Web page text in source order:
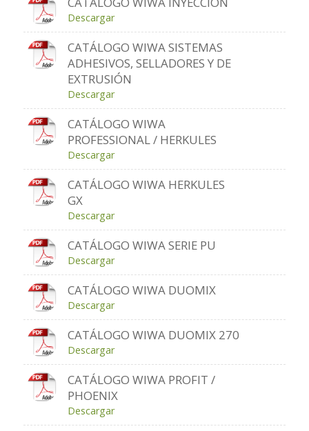
Descargar
CATÁLOGO WIWA SISTEMAS
ADHESIVOS, SELLADORES Y DE
EXTRUSIÓN
Descargar
CATÁLOGO WIWA
PROFESSIONAL / HERKULES
Descargar
CATÁLOGO WIWA HERKULES
GX
Descargar
CATÁLOGO WIWA SERIE PU
Descargar
CATÁLOGO WIWA DUOMIX
Descargar
CATÁLOGO WIWA DUOMIX 270
Descargar
CATÁLOGO WIWA PROFIT /
PHOENIX
Descargar